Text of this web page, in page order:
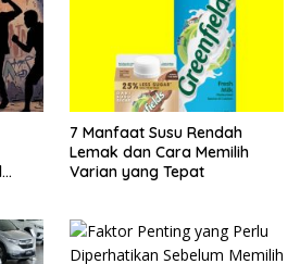
7 Manfaat Susu Rendah
Lemak dan Cara Memilih
Varian yang Tepat